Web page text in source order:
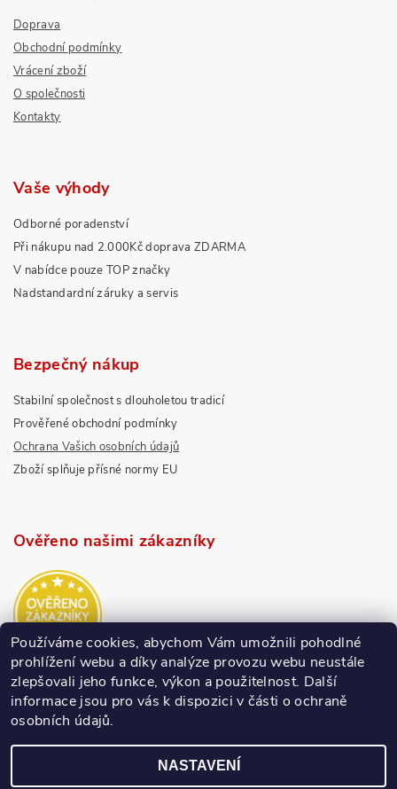
Doprava
Obchodní podmínky
Vrácení zboží
O společnosti
Kontakty
Vaše výhody
Odborné poradenství
Při nákupu nad 2.000Kč doprava ZDARMA
V nabídce pouze TOP značky
Nadstandardní záruky a servis
Bezpečný nákup
Stabilní společnost s dlouholetou tradicí
Prověřené obchodní podmínky
Ochrana Vašich osobních údajů
Zboží splňuje přísné normy EU
Ověřeno našimi zákazníky
Používáme cookies, abychom Vám umožnili pohodlné
prohlížení webu a díky analýze provozu webu neustále
zlepšovali jeho funkce, výkon a použitelnost. Další
informace jsou pro vás k dispozici v části o ochraně
osobních údajů.
NASTAVENÍ